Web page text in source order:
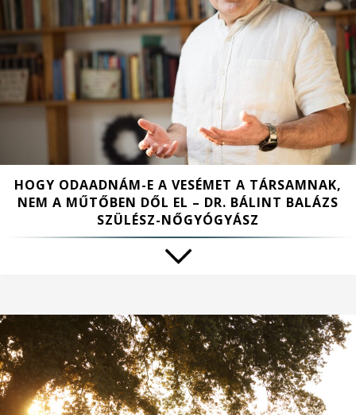
HOGY ODAADNÁM-E A VESÉMET A TÁRSAMNAK,
NEM A MŰTŐBEN DŐL EL – DR. BÁLINT BALÁZS
SZÜLÉSZ-NŐGYÓGYÁSZ